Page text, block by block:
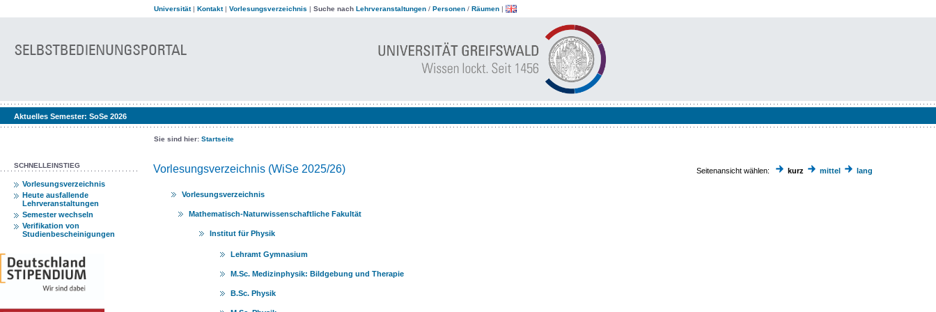
Universität| Kontakt| Vorlesungsverzeichnis | Suche nach Lehrveranstaltungen / Personen / Räumen |
Aktuelles Semester: SoSe 2026
Sie sind hier: Startseite
SCHNELLEINSTIEG
Vorlesungsverzeichnis
Heute ausfallende
Lehrveranstaltungen
Semester wechseln
Verifikation von
Studienbescheinigungen
Vorlesungsverzeichnis (WiSe 2025/26) Seitenansicht wählen: kurz mittel lang
Vorlesungsverzeichnis
Mathematisch-Naturwissenschaftliche Fakultät
Institut für Physik
Lehramt Gymnasium
M.Sc. Medizinphysik: Bildgebung und Therapie
B.Sc. Physik